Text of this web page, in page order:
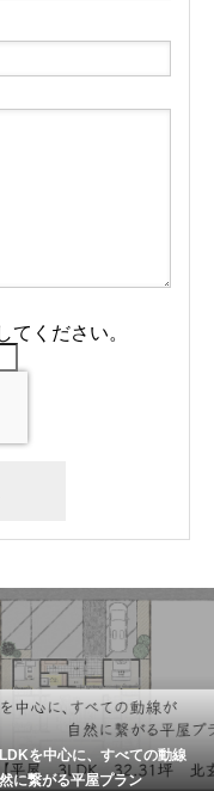
てください。
を中心に、すべての動線
に繋がる平屋プラン